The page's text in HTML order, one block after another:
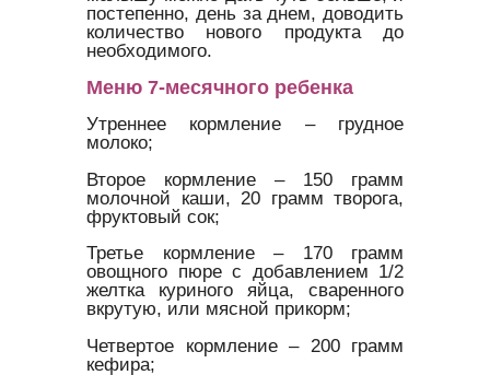
постепенно, день за днем, доводить
количество нового продукта до
необходимого.
Меню 7-месячного ребенка
Утреннее кормление – грудное
молоко;
Второе кормление – 150 грамм
молочной каши, 20 грамм творога,
фруктовый сок;
Третье кормление – 170 грамм
овощного пюре с добавлением 1/2
желтка куриного яйца, сваренного
вкрутую, или мясной прикорм;
Четвертое кормление – 200 грамм
кефира;